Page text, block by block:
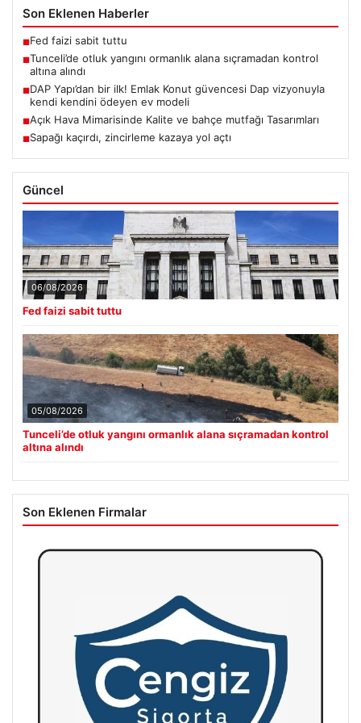
Son Eklenen Haberler
■Fed faizi sabit tuttu
■Tunceli’de otluk yangını ormanlık alana sıçramadan kontrol
altına alındı
■DAP Yapı’dan bir ilk! Emlak Konut güvencesi Dap vizyonuyla
kendi kendini ödeyen ev modeli
■Açık Hava Mimarisinde Kalite ve bahçe mutfağı Tasarımları
■Sapağı kaçırdı, zincirleme kazaya yol açtı
Güncel
06/08/2026
Fed faizi sabit tuttu
05/08/2026
Tunceli’de otluk yangını ormanlık alana sıçramadan kontrol
altına alındı
Son Eklenen Firmalar